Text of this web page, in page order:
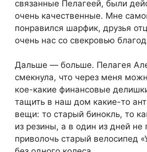
связанные Пелагеей, были
очень качественные. Мне
понравился шарфик, друзья
очень нас со свекровью
Дальше — больше. Пелагея
смекнула, что через меня
кое-какие финансовые
тащить в наш дом какие-то
вещи: то старый бинокль, то
из резины, а в один из дней не
приволочь старый велосипед